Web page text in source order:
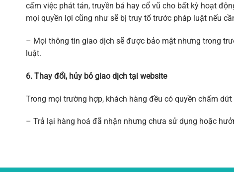
cấm việc phát tán, truyền bá hay cổ vũ cho bất kỳ hoạt
mọi quyền lợi cũng như sẽ bị truy tố trước pháp luật nếu
– Mọi thông tin giao dịch sẽ được bảo mật nhưng trong
luật.
6. Thay đổi, hủy bỏ giao dịch tại website
Trong mọi trường hợp, khách hàng đều có quyền chấm
– Trả lại hàng hoá đã nhận nhưng chưa sử dụng hoặc